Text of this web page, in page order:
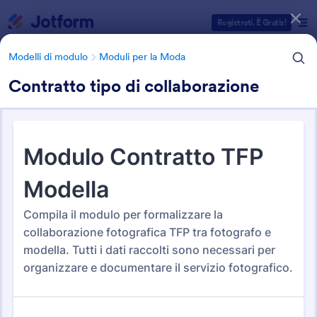
Registrati. È Gratis!
Modelli di modulo Moduli per la Moda
Contratto tipo di collaborazione
Modelli di modulo Moduli per la Moda
Moduli per la Moda
Categorie Template Moduli